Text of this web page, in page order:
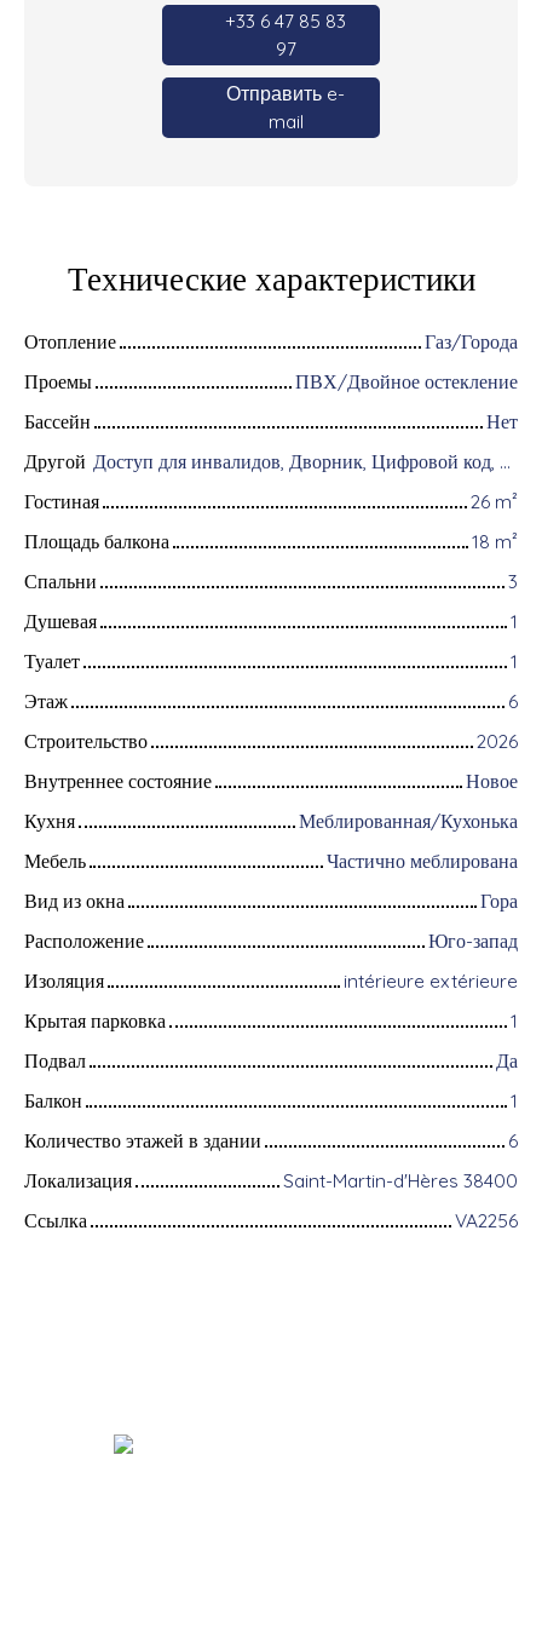
+33 6 47 85 83
97
Отправить e-
mail
Технические характеристики
Отопление
Газ/Города
Проемы
ПВХ/Двойное остекление
Бассейн
Нет
Другой
Доступ для инвалидов, Дворник, Цифровой код, Оптоволоконный интернет, Интерком, Хранение велосипедов, Видеофон, Электрические жалюзи
Гостиная
26 m²
Площадь балкона
18 m²
Спальни
3
Душевая
1
Туалет
1
Этаж
6
Строительство
2026
Внутреннее состояние
Новое
Кухня
Меблированная/Кухонька
Мебель
Частично меблирована
Вид из окна
Гора
Расположение
Юго-запад
Изоляция
intérieure extérieure
Крытая парковка
1
Подвал
Да
Балкон
1
Количество этажей в здании
6
Локализация
Saint-Martin-d'Hères 38400
Ссылка
VA2256